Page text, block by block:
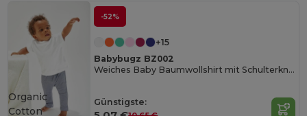
-52%
+15
Babybugz BZ002
Weiches Baby Baumwollshirt mit Schulterknöpfen
Günstigste:
Organic
Cotton